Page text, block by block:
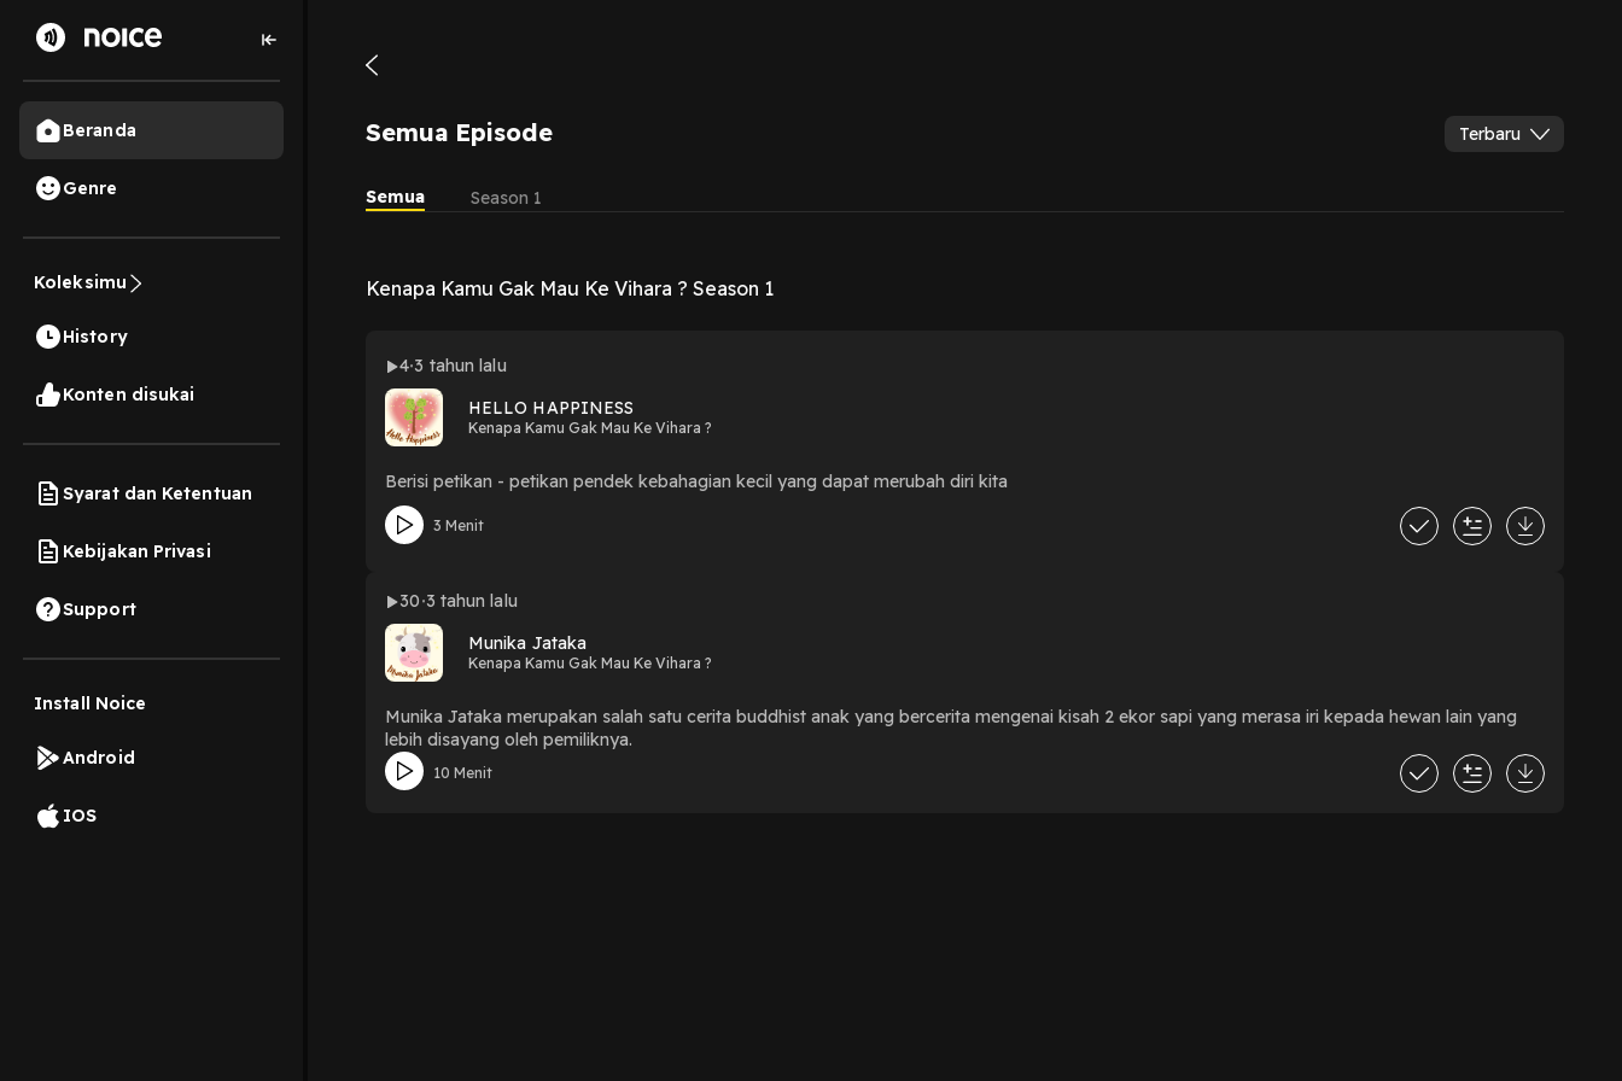
Beranda
Genre
Koleksimu
History
Konten disukai
Syarat dan Ketentuan
Kebijakan Privasi
Support
Install Noice
Android
IOS
Semua Episode Terbaru
Semua Season 1
Kenapa Kamu Gak Mau Ke Vihara ? Season 1
4 3 tahun lalu
HELLO HAPPINESS
Kenapa Kamu Gak Mau Ke Vihara ?
Berisi petikan - petikan pendek kebahagian kecil yang dapat merubah diri kita
3 Menit
30 3 tahun lalu
Munika Jataka
Kenapa Kamu Gak Mau Ke Vihara ?
Munika Jataka merupakan salah satu cerita buddhist anak yang bercerita mengenai kisah 2 ekor sapi yang merasa iri kepada hewan lain yang
lebih disayang oleh pemiliknya.
10 Menit